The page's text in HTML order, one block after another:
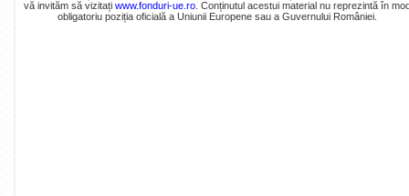
vă invităm să vizitați www.fonduri-ue.ro. Conținutul acestui material nu reprezintă în
obligatoriu poziția oficială a Uniunii Europene sau a Guvernului României.